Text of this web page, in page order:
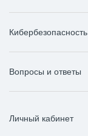
Кибербезопасность
Вопросы и ответы
Личный кабинет